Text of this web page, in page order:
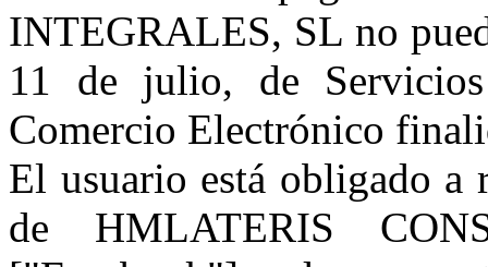
INTEGRALES, SL no
11 de julio, de
Comercio Electrónico
El usuario está obligado a
de HMLATERIS